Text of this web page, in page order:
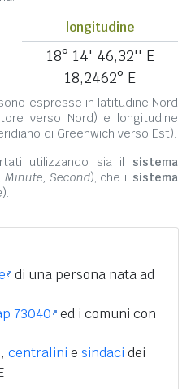
longitudine
18° 14' 46,32'' E
18,2462° E
espresse in latitudine Nord
verso Nord) e longitudine
di Greenwich verso Est).
utilizzando sia il sistema
Minute, Second), che il sistema
).
di una persona nata ad
73040 ed i comuni con
, centralini e sindaci dei